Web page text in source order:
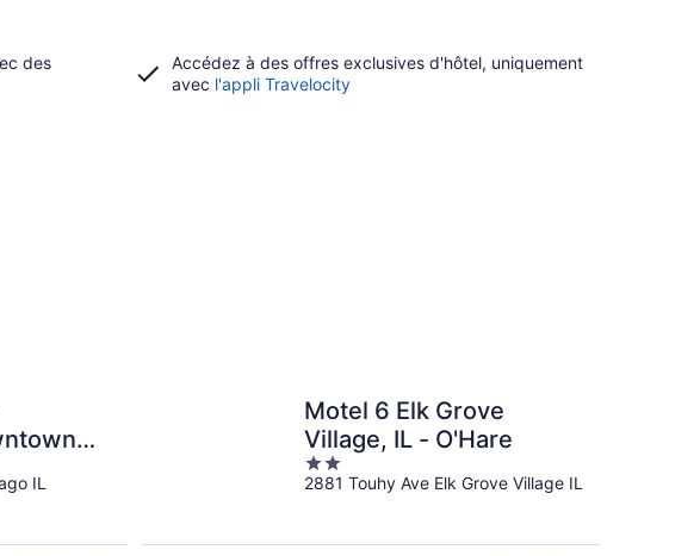
des
Accédez à des offres exclusives d'hôtel, uniquement
avec l'appli Travelocity
IL
Motel 6 Elk Grove
Village, IL - O'Hare
2
out
2881 Touhy Ave Elk Grove Village IL